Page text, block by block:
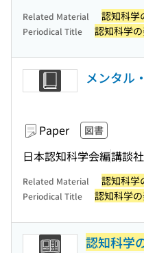
Related Material 認知科学
Periodical Title 認知科学
メンタル
Paper 図書
日本認知科学会編講談社
Related Material 認知科学
Periodical Title 認知科学
認知科学